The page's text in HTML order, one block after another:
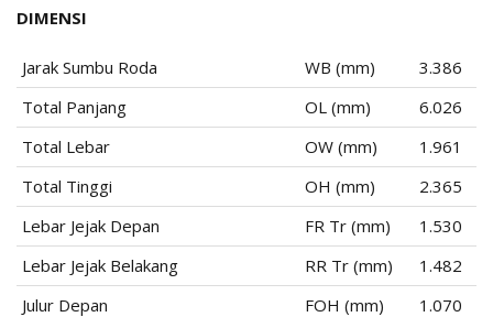
DIMENSI
Jarak Sumbu Roda WB (mm)
3.386
Total Panjang
OL (mm)
6.026
Total Lebar
OW (mm)
1.961
Total Tinggi
OH (mm)
2.365
Lebar Jejak Depan
FR Tr (mm)
1.530
Lebar Jejak Belakang
RR Tr (mm)
1.482
Julur Depan
FOH (mm)
1.070